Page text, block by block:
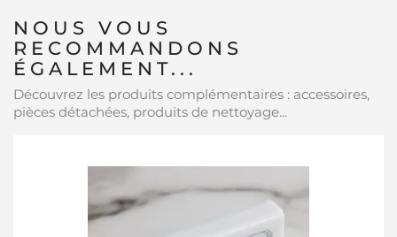
NOUS VOUS
RECOMMANDONS
ÉGALEMENT...
Découvrez les produits complémentaires : accessoires,
pièces détachées, produits de nettoyage...